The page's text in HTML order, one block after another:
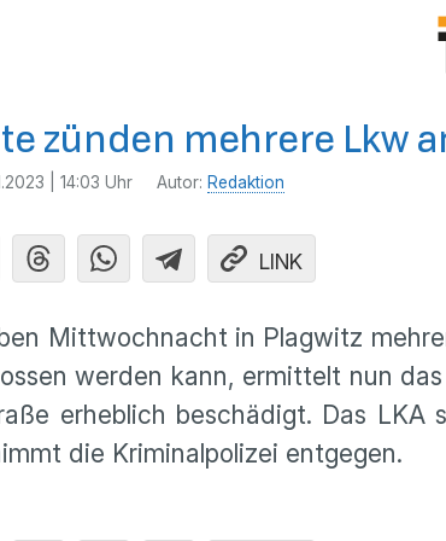
zünden mehrere Lkw
| 14:03 Uhr Autor: Redaktion
LINK
Mittwochnacht in Plagwitz
werden kann, ermittelt nun
erheblich beschädigt. Das
die Kriminalpolizei entgegen.